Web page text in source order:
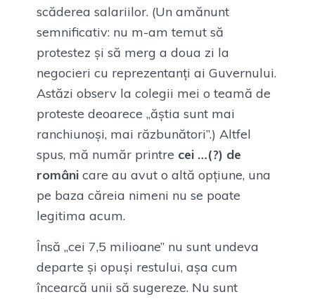
scăderea salariilor. (Un amănunt
semnificativ: nu m-am temut să
protestez și să merg a doua zi la
negocieri cu reprezentanți ai Guvernului.
Astăzi observ la colegii mei o teamă de
proteste deoarece „ăștia sunt mai
ranchiunoși, mai răzbunători”.) Altfel
spus, mă număr printre cei …(?) de
români care au avut o altă opțiune, una
pe baza căreia nimeni nu se poate
legitima acum.
Însă „cei 7,5 milioane” nu sunt undeva
departe și opuși restului, așa cum
încearcă unii să sugereze. Nu sunt